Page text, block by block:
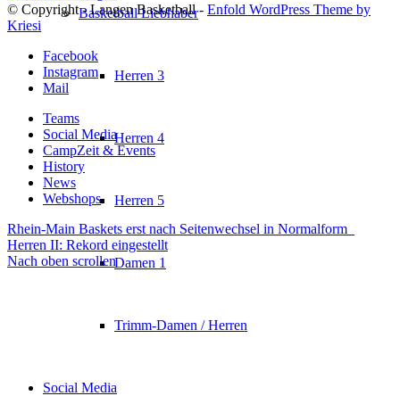
Basketball Liebhaber
Herren 3
Herren 4
Herren 5
Damen 1
Trimm-Damen / Herren
Social Media
© Copyright - Langen Basketball - Enfold WordPress Theme by
Kriesi
Facebook
Instagram
Mail
Teams
Social Media
CampZeit & Events
History
News
Webshops
Rhein-Main Baskets erst nach Seitenwechsel in Normalform
Herren II: Rekord eingestellt
Nach oben scrollen